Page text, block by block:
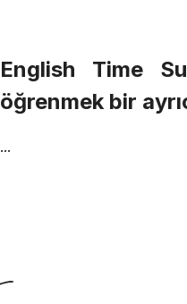
English Time
öğrenmek bir
...